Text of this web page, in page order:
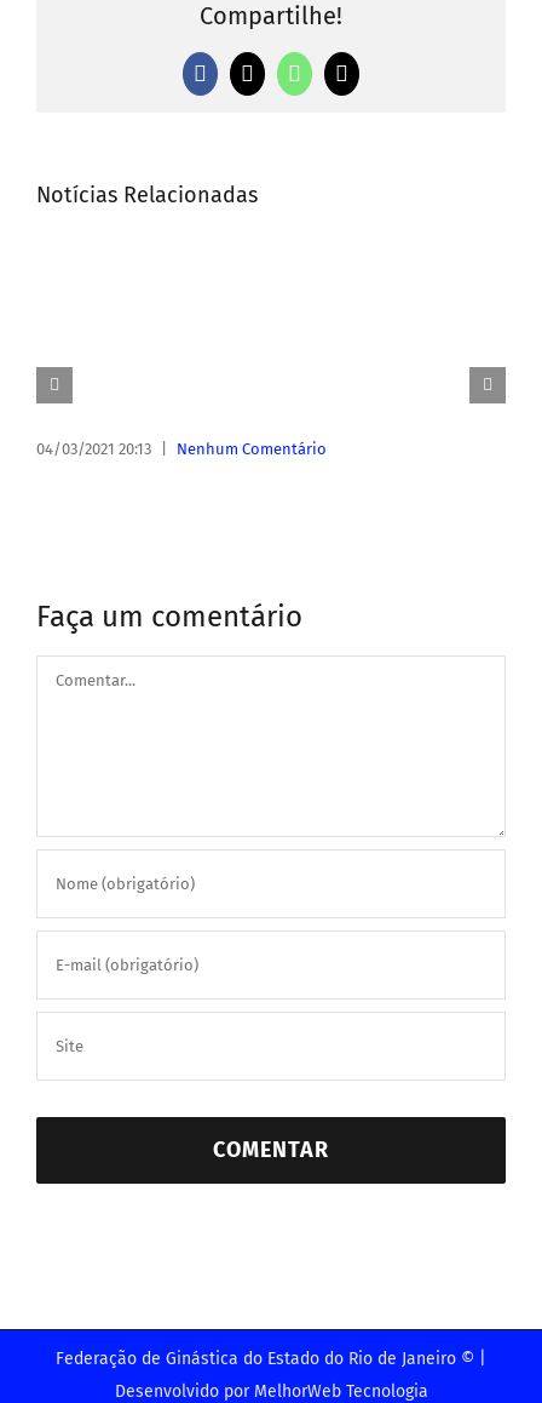
Compartilhe!
Facebook
X WhatsApp
E-
Notícias Relacionadas
04/03/2021 20:13 Nenhum Comentário
Faça um comentário
Comentar
Federação de Ginástica do Estado do Rio de Janeiro © |
Desenvolvido por MelhorWeb Tecnologia